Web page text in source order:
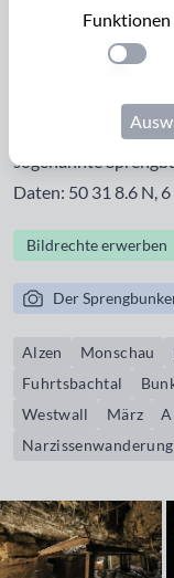
Parkplatz mit einem
Fuhrtsbach. Kurz
Narzissenroute
sogenannte
Daten: 50 31 8.6 N,
Bildrechte erwerben
Der
Alzen Monschau
Fuhrtsbachtal
Westwall
März
Narzissenwanderung
Funktionen